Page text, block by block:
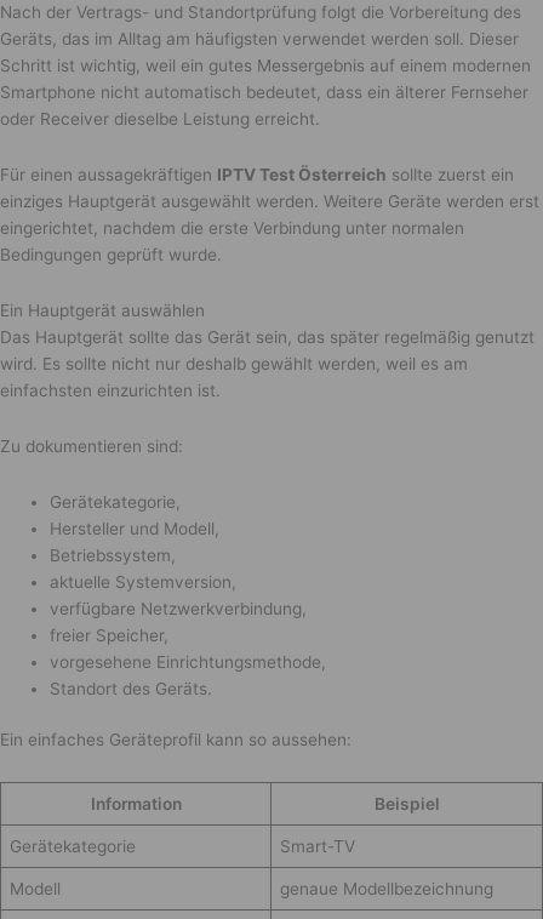
Nach der Vertrags- und Standortprüfung folgt die Vorbereitung des
Geräts, das im Alltag am häufigsten verwendet werden soll. Dieser
Schritt ist wichtig, weil ein gutes Messergebnis auf einem modernen
Smartphone nicht automatisch bedeutet, dass ein älterer Fernseher
oder Receiver dieselbe Leistung erreicht.
Für einen aussagekräftigen IPTV Test Österreich sollte zuerst ein
einziges Hauptgerät ausgewählt werden. Weitere Geräte werden erst
eingerichtet, nachdem die erste Verbindung unter normalen
Bedingungen geprüft wurde.
Ein Hauptgerät auswählen
Das Hauptgerät sollte das Gerät sein, das später regelmäßig genutzt
wird. Es sollte nicht nur deshalb gewählt werden, weil es am
einfachsten einzurichten ist.
Zu dokumentieren sind:
Gerätekategorie,
Hersteller und Modell,
Betriebssystem,
aktuelle Systemversion,
verfügbare Netzwerkverbindung,
freier Speicher,
vorgesehene Einrichtungsmethode,
Standort des Geräts.
Ein einfaches Geräteprofil kann so aussehen:
Information Beispiel
Gerätekategorie Smart-TV
Modell genaue Modellbezeichnung